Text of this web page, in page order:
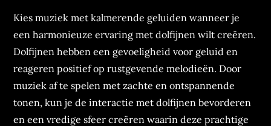
Kies muziek met kalmerende geluiden wanneer je
een harmonieuze ervaring met dolfijnen wilt creëren.
Dolfijnen hebben een gevoeligheid voor geluid en
reageren positief op rustgevende melodieën. Door
muziek af te spelen met zachte en ontspannende
tonen, kun je de interactie met dolfijnen bevorderen
en een vredige sfeer creëren waarin deze prachtige